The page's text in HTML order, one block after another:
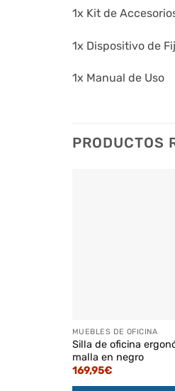
1x Kit de
1x Dispositivo de
1x Manual de Uso
PRODUCTOS
MUEBLES DE OFICINA
Silla de oficina
malla en negro
169,95€